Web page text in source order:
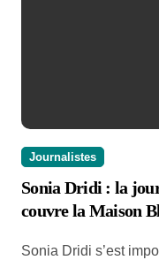
Journalistes
Sonia Dridi : la
couvre la Maison
Sonia Dridi s’est imposée comme l’une des voix